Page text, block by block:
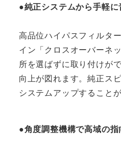
●純正システムから手軽
高品位ハイパスフィルタ
イン「クロスオーバーネ
所を選ばずに取り付けが
向上が図れます。純正ス
システムアップすることが
●角度調整機構で高域の